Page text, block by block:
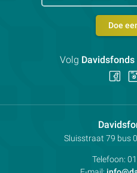
Adres:
Sluisstraat 79 bus
Telefoon:
Doe
Volg Davidsfonds